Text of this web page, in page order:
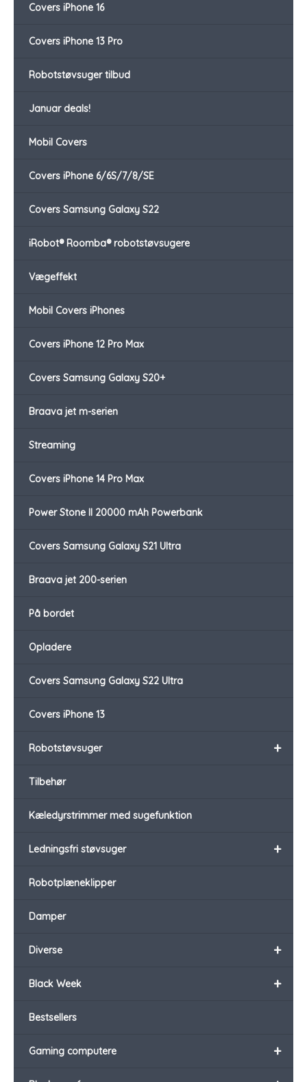
Covers iPhone 16
Covers iPhone 13 Pro
Robotstøvsuger tilbud
Januar deals!
Mobil Covers
Covers iPhone 6/6S/7/8/SE
Covers Samsung Galaxy S22
iRobot® Roomba® robotstøvsugere
Vægeffekt
Mobil Covers iPhones
Covers iPhone 12 Pro Max
Covers Samsung Galaxy S20+
Braava jet m-serien
Streaming
Covers iPhone 14 Pro Max
Power Stone II 20000 mAh Powerbank
Covers Samsung Galaxy S21 Ultra
Braava jet 200-serien
På bordet
Opladere
Covers Samsung Galaxy S22 Ultra
Covers iPhone 13
+
Robotstøvsuger
Tilbehør
Kæledyrstrimmer med sugefunktion
+
Ledningsfri støvsuger
Robotplæneklipper
Damper
+
Diverse
+
Black Week
Bestsellers
+
Gaming computere